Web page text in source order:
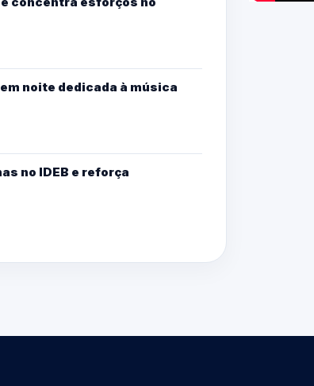
noite dedicada à música
no IDEB e reforça